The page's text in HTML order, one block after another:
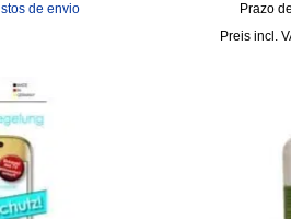
de envio
Prazo
incl.